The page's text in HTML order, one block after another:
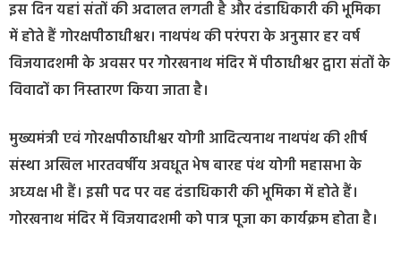
इस दिन यहां संतों की अदालत लगती है और दंडाधिकारी की भूमिका
में होते हैं गोरक्षपीठाधीश्वर। नाथपंथ की परंपरा के अनुसार हर वर्ष
विजयादशमी के अवसर पर गोरखनाथ मंदिर में पीठाधीश्वर द्वारा संतों के
विवादों का निस्तारण किया जाता है।
मुख्यमंत्री एवं गोरक्षपीठाधीश्वर योगी आदित्‍यनाथ नाथपंथ की शीर्ष
संस्था अखिल भारतवर्षीय अवधूत भेष बारह पंथ योगी महासभा के
अध्‍यक्ष भी हैं। इसी पद पर वह दंडाधिकारी की भूमिका में होते हैं।
गोरखनाथ मंदिर में विजयादशमी को पात्र पूजा का कार्यक्रम होता है।